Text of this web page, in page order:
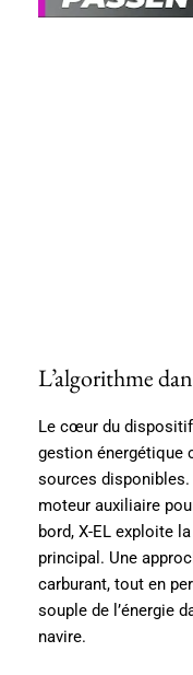
L’algorithme
Le cœur du
gestion énergétique
sources
moteur auxiliaire
bord, X-EL exploite
principal. Une
carburant, tout en
souple de l’énergie
navire.